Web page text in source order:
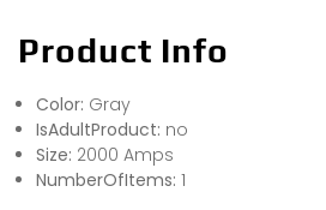
Product Info
Color: Gray
IsAdultProduct: no
Size: 2000 Amps
NumberOfItems: 1